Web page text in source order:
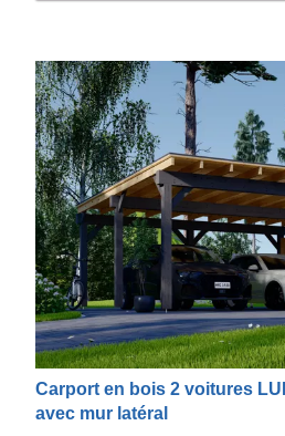
Carport en bois 2 voitures
avec mur latéral